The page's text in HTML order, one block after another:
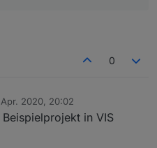
0
2020, 20:02
in VIS